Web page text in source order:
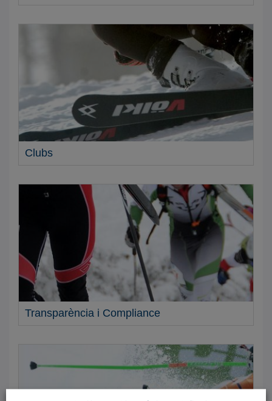
Clubs
Transparència i Compliance